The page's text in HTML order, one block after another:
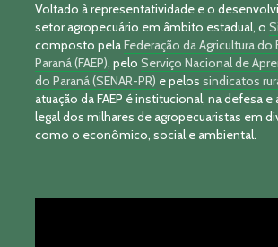
Voltado à representatividade e o
setor agropecuário em âmbito estadual, o
composto pelaFederação da Agricultura do
Paraná (FAEP), pelo Serviço Nacional de
do Paraná (SENAR-PR) e pelos sindicatos
atuação da FAEP é institucional, na defesa
legal dos milhares de agropecuaristas em
como o econômico, social e ambiental.